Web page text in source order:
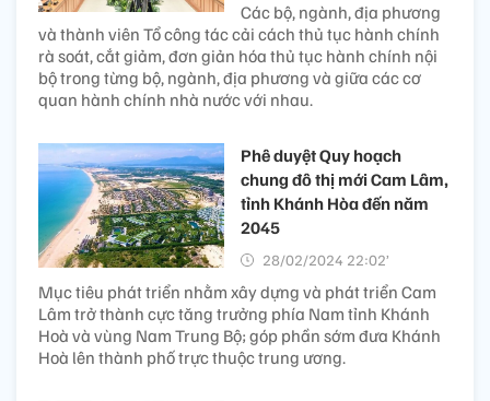
Các bộ, ngành, địa phương
và thành viên Tổ công tác cải cách thủ tục hành chính
rà soát, cắt giảm, đơn giản hóa thủ tục hành chính nội
bộ trong từng bộ, ngành, địa phương và giữa các cơ
quan hành chính nhà nước với nhau.
Phê duyệt Quy hoạch
chung đô thị mới Cam Lâm,
tỉnh Khánh Hòa đến năm
2045
28/02/2024 22:02’
Mục tiêu phát triển nhằm xây dựng và phát triển Cam
Lâm trở thành cực tăng trưởng phía Nam tỉnh Khánh
Hoà và vùng Nam Trung Bộ; góp phần sớm đưa Khánh
Hoà lên thành phố trực thuộc trung ương.